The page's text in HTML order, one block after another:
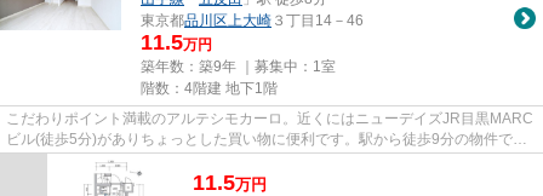
東京都品川区上大崎 ３丁目14－46
11.5万円
築年数：築9年 ｜募集中： 1室
階数：4階建 地下1階
こだわりポイント満載のアルテシモカーロ。近くにはニューデイズJR目黒MARC
ビル(徒歩5分)がありちょっとした買い物に便利です。駅から徒歩9分の物件で、
アクセス良好です。こちらの物...
11.5万円